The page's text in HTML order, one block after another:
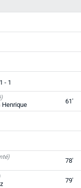
1 - 1
Henrique 61'
78'
79'